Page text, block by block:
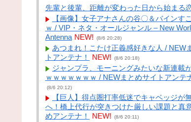
先輩と後輩、距離が変わった日から始まる
【画像】女子アナさんの谷〇＆バインす
ｗ / VIP・ネタ・オールジャンル – New
Antenna NEW! (8/6 20:28)
あつまれ！こたけ正義感好きな人 / NEW
トアンテナ！
NEW! (8/6 20:18)
ジャンプラ、モーニングみたいな新連載
ｗｗｗｗｗｗｗ / NEWまとめサイトアンテ
(8/6 20:12)
【巨人】得点圏打率低迷でキャベッジが
へ！橋上代行が突きつけた厳しい課題と真
めアンテナ！
NEW! (8/6 20:11)